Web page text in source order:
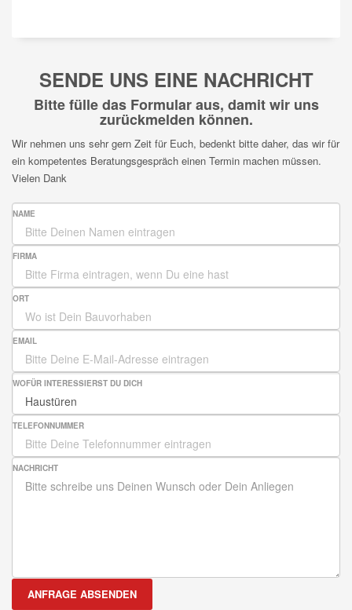
SENDE UNS EINE NACHRICHT
Bitte fülle das Formular aus, damit wir uns
zurückmelden können.
Wir nehmen uns sehr gern Zeit für Euch, bedenkt bitte daher, das wir für
ein kompetentes Beratungsgespräch einen Termin machen müssen.
Vielen Dank
NAME
FIRMA
ORT
EMAIL
WOFÜR INTERESSIERST DU DICH
TELEFONNUMMER
NACHRICHT
ANFRAGE ABSENDEN